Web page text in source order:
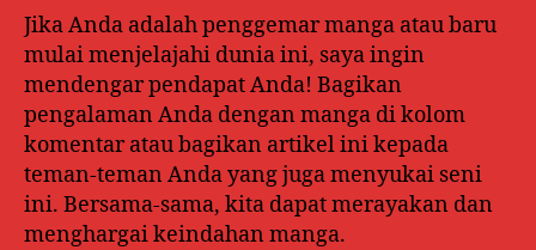
Jika Anda adalah penggemar manga atau baru
mulai menjelajahi dunia ini, saya ingin
mendengar pendapat Anda! Bagikan
pengalaman Anda dengan manga di kolom
komentar atau bagikan artikel ini kepada
teman-teman Anda yang juga menyukai seni
ini. Bersama-sama, kita dapat merayakan dan
menghargai keindahan manga.